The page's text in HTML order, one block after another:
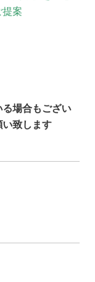
提案
場合もござい
い致します